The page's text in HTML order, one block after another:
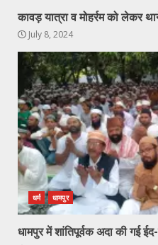
कावड़ यात्रा व मोहर्रम को लेकर
July 8, 2024
धर्म धामपुर
धामपुर में शांतिपूर्वक अदा की गई